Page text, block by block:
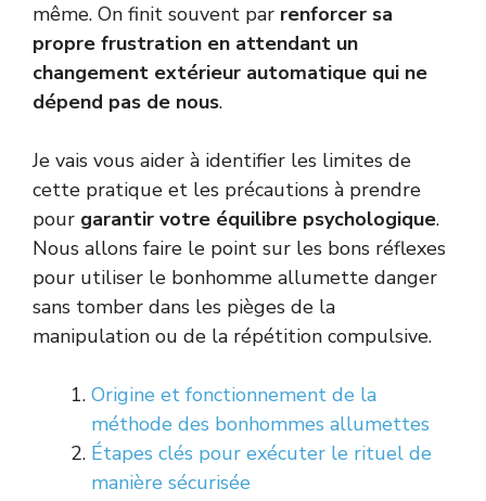
même. On finit souvent par renforcer sa
propre frustration en attendant un
changement extérieur automatique qui ne
dépend pas de nous.
Je vais vous aider à identifier les limites de
cette pratique et les précautions à prendre
pour garantir votre équilibre psychologique.
Nous allons faire le point sur les bons réflexes
pour utiliser le bonhomme allumette danger
sans tomber dans les pièges de la
manipulation ou de la répétition compulsive.
Origine et fonctionnement de la
méthode des bonhommes allumettes
Étapes clés pour exécuter le rituel de
manière sécurisée